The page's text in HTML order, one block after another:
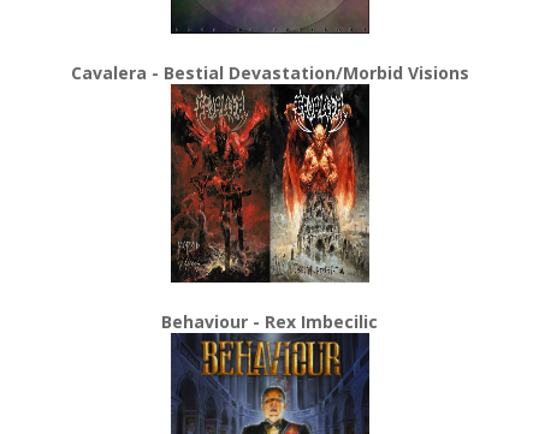
Cavalera - Bestial Devastation/Morbid Visions
Behaviour - Rex Imbecilic